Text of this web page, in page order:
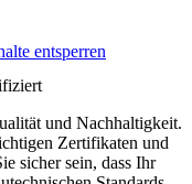
entsperren
und Nachhaltigkeit.
Zertifikaten und
sicher sein, dass Ihr